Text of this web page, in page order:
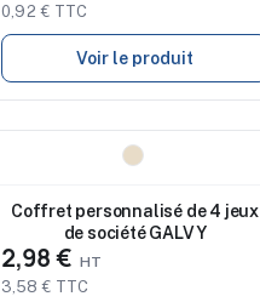
0,92 € TTC
Voir le produit
Coffret personnalisé de 4 jeux
de société GALVY
2,98 €
3,58 € TTC